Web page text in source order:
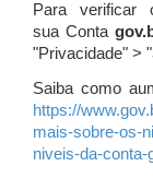
Para
sua Conta
"Privacidade" > "
Saiba como
https://
mais-sobre-os-
niveis-da-conta-